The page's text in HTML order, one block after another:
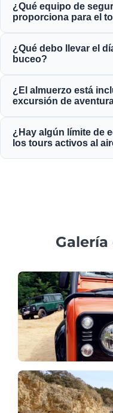
te darán instrucciones
durante las actividades
¿Qué equipo de
proporciona para el
incluidos chalecos
¿Qué debo llevar el
buceo?
agua o sandalias,
¿El almuerzo está
excursión de
completo, viajes de
¿Hay algún límite de
los tours activos al